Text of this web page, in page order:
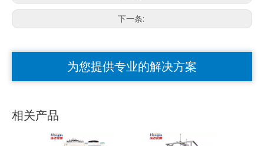
下一条:
为您提供专业的解决方案
相关产品